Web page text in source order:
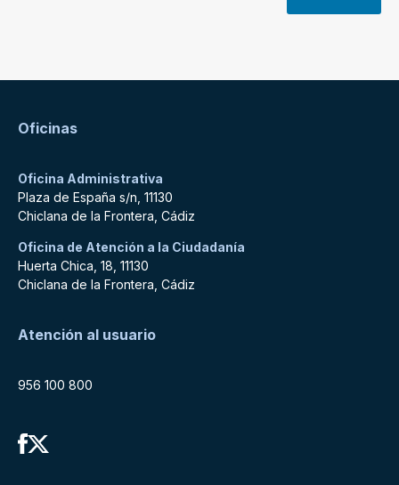
Oficinas
Oficina Administrativa
Plaza de España s/n, 11130
Chiclana de la Frontera, Cádiz
Oficina de Atención a la Ciudadanía
Huerta Chica, 18, 11130
Chiclana de la Frontera, Cádiz
Atención al usuario
956 100 800